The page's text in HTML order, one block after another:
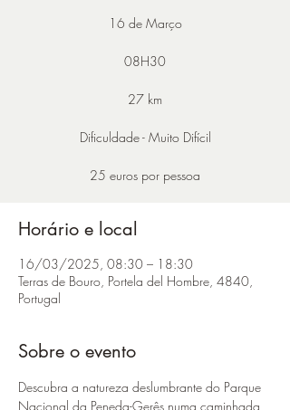
16 de Março
08H30
27 km
Dificuldade - Muito Difícil
25 euros por pessoa
Horário e local
16/03/2025, 08:30 – 18:30
Terras de Bouro, Portela del Hombre, 4840,
Portugal
Sobre o evento
Descubra a natureza deslumbrante do Parque
Nacional da Peneda-Gerês numa caminhada